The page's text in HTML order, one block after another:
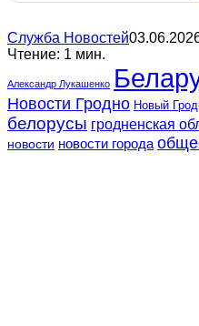
Служба Новостей
Чтение: 1 мин.
Александр Лукашенко
Новости Гродно Новый
белорусы гродненская
новости новости города